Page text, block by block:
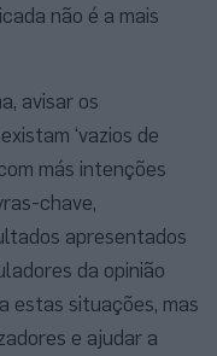
não é a mais
avisar os
‘vazios de
más intenções
chave,
apresentados
da opinião
estas situações, mas
e ajudar a